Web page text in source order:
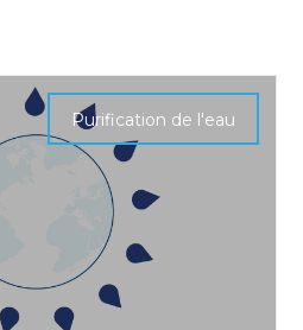
Purification de l'eau